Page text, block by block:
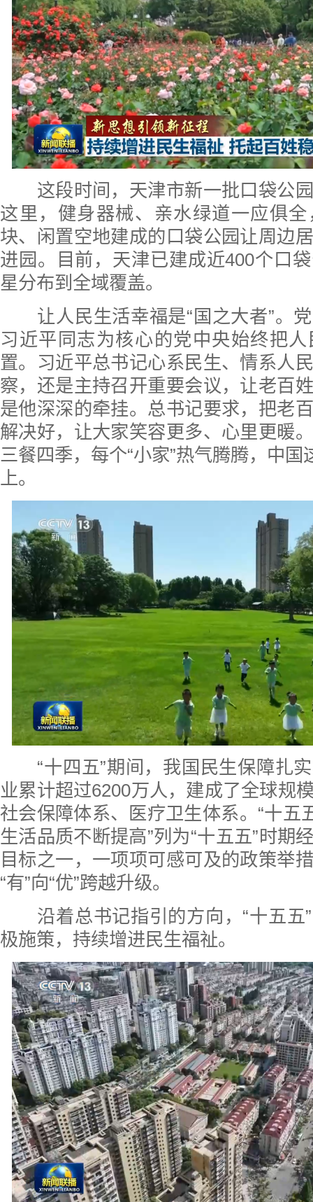
这段时间，天津市新一批口袋公园
这里，健身器械、亲水绿道一应俱
块、闲置空地建成的口袋公园让周边
进园。目前，天津已建成近400个口
星分布到全域覆盖。
让人民生活幸福是“国之大者”。党
习近平同志为核心的党中央始终把
置。习近平总书记心系民生、情系人
察，还是主持召开重要会议，让老百
是他深深的牵挂。总书记要求，把老
解决好，让大家笑容更多、心里更暖
三餐四季，每个“小家”热气腾腾，中国
上。
“十四五”期间，我国民生保障扎实
业累计超过6200万人，建成了全球规
社会保障体系、医疗卫生体系。“十五
生活品质不断提高”列为“十五五”时期
目标之一，一项项可感可及的政策举
“有”向“优”跨越升级。
沿着总书记指引的方向，“十五五”
极施策，持续增进民生福祉。